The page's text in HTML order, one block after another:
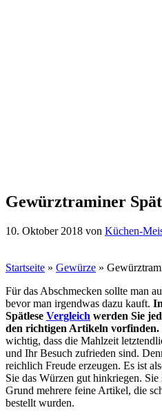
Gewürztraminer
10. Oktober 2018 von Küchen-
Startseite » Gewürze »
Für das Abschmecken sollte man
bevor man irgendwas dazu kauft.
Spätlese Vergleich werden Sie
den richtigen Artikeln vorfinden.
wichtig, dass die Mahlzeit
und Ihr Besuch zufrieden sind.
reichlich Freude erzeugen. Es ist
Sie das Würzen gut hinkriegen. Sie
Grund mehrere feine Artikel, die
bestellt wurden.